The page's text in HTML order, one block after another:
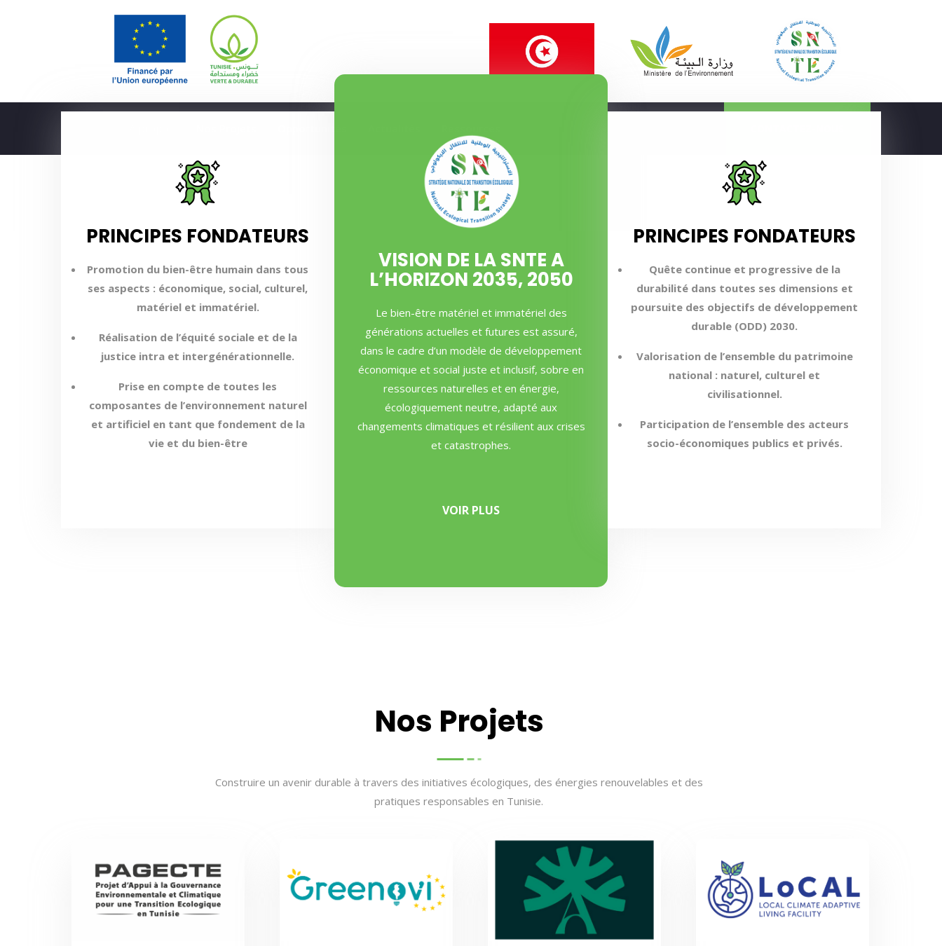
PRINCIPES FONDATEURS
Promotion du bien-être humain dans tous
ses aspects : économique, social, culturel,
matériel et immatériel.
Réalisation de l’équité sociale et de la
justice intra et intergénérationnelle.
Prise en compte de toutes les
composantes de l’environnement naturel
et artificiel en tant que fondement de la
vie et du bien-être
VISION DE LA SNTE A
L’HORIZON 2035, 2050
Le bien-être matériel et immatériel des
générations actuelles et futures est assuré,
dans le cadre d’un modèle de développement
économique et social juste et inclusif, sobre en
ressources naturelles et en énergie,
écologiquement neutre, adapté aux
changements climatiques et résilient aux crises
et catastrophes.
VOIR PLUS
PRINCIPES FONDATEURS
Quête continue et progressive de la
durabilité dans toutes ses dimensions et
poursuite des objectifs de développement
durable (ODD) 2030.
Valorisation de l’ensemble du patrimoine
national : naturel, culturel et
civilisationnel.
Participation de l’ensemble des acteurs
socio-économiques publics et privés.
Nos Projets
Construire un avenir durable à travers des initiatives écologiques, des énergies renouvelables et des
pratiques responsables en Tunisie.